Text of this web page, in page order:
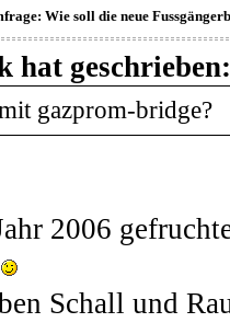
Wie soll die neue
hat geschrieben:
gazprom-bridge?
2006
Schall und